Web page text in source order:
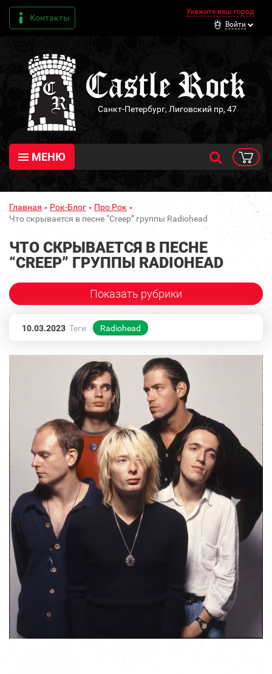
Контакты
Укажите ваш город
Войти
Санкт-Петербург, Лиговский пр, 47
МЕНЮ
Главная Рок-Блог
Про Рок
Что скрывается в песне “Creep” группы Radiohead
ЧТО СКРЫВАЕТСЯ В ПЕСНЕ
“CREEP” ГРУППЫ RADIOHEAD
Показать рубрики
10.03.2023 Теги Radiohead